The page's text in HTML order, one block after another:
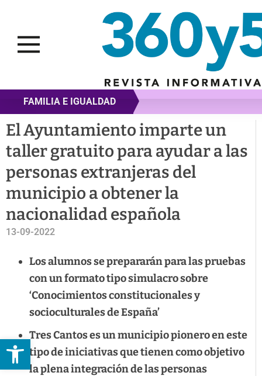
Abrir barra de herramientas
FAMILIA E IGUALDAD
El Ayuntamiento imparte un
taller gratuito para ayudar a las
personas extranjeras del
municipio a obtener la
nacionalidad española
13-09-2022
Los alumnos se prepararán para las pruebas
con un formato tipo simulacro sobre
‘Conocimientos constitucionales y
socioculturales de España’
Tres Cantos es un municipio pionero en este
tipo de iniciativas que tienen como objetivo
la plena integración de las personas